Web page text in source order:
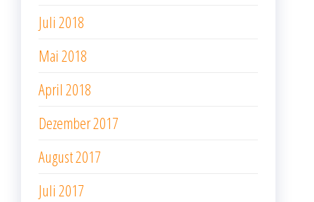
Juli 2018
Mai 2018
April 2018
Dezember 2017
August 2017
Juli 2017